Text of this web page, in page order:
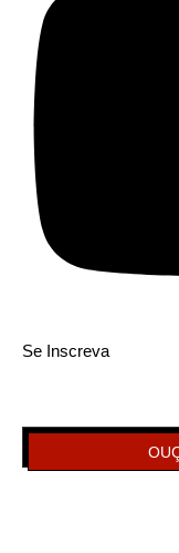
Se Inscreva